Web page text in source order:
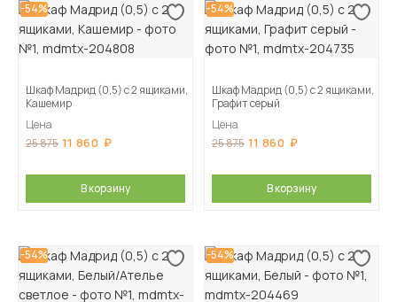
-54%
Шкаф Мадрид (0,5) с 2 ящиками,
Кашемир
Цена
25 875 11 860
В корзину
-54%
Шкаф Мадрид (0,5) с 2 ящиками,
Графит серый
Цена
25 875 11 860
В корзину
-54% -54%